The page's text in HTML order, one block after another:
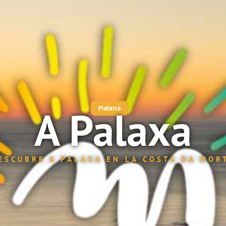
Fisterra
A Palaxa
A PALAXA EN LA COSTA DA